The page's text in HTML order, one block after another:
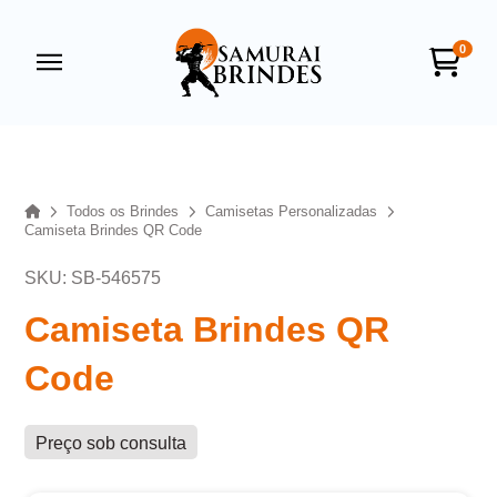
0
HomeTodos os Brindes
Camisetas Personalizadas
Camiseta Brindes QR Code
SKU: SB-546575
Camiseta Brindes QR
Code
Preço sob consulta